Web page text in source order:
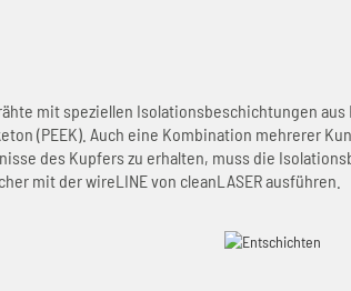
mit speziellen Isolationsbeschichtungen
(PEEK). Auch eine Kombination mehrerer
des Kupfers zu erhalten, muss die
mit der wireLINE von cleanLASER ausführen.